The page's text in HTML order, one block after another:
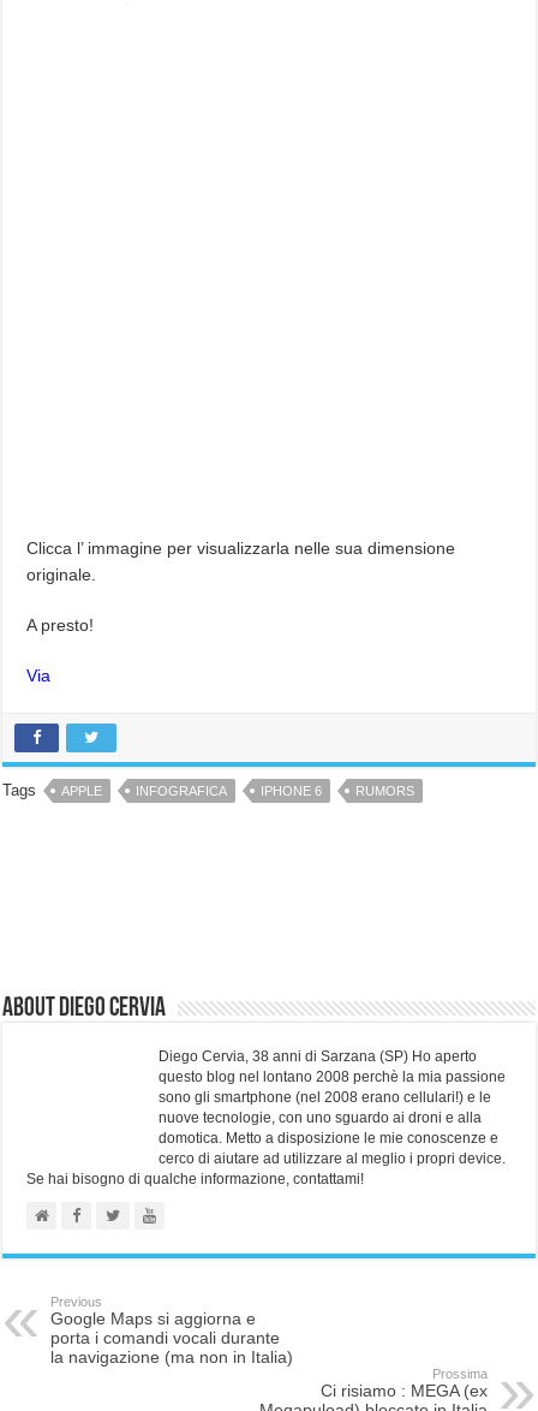
Clicca l’ immagine per visualizzarla nelle sua dimensione
originale.
A presto!
Via
Tags APPLE INFOGRAFICA IPHONE 6 RUMORS
About Diego Cervia
Diego Cervia, 38 anni di Sarzana (SP) Ho aperto
questo blog nel lontano 2008 perchè la mia passione
sono gli smartphone (nel 2008 erano cellulari!) e le
nuove tecnologie, con uno sguardo ai droni e alla
domotica. Metto a disposizione le mie conoscenze e
cerco di aiutare ad utilizzare al meglio i propri device.
Se hai bisogno di qualche informazione, contattami!
Previous
Google Maps si aggiorna e
porta i comandi vocali durante
la navigazione (ma non in Italia)
Prossima
Ci risiamo : MEGA (ex